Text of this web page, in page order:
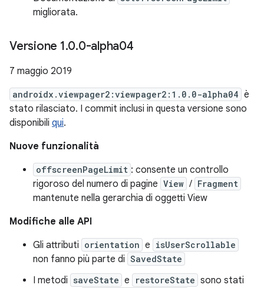
migliorata.
Versione 1.0.0-alpha04
7 maggio 2019
androidx.viewpager2:viewpager2:1.0.0-alpha04 è
stato rilasciato. I commit inclusi in questa versione sono
disponibili qui.
Nuove funzionalità
offscreenPageLimit : consente un controllo
rigoroso del numero di pagine View / Fragment
mantenute nella gerarchia di oggetti View
Modifiche alle API
Gli attributi orientation e isUserScrollable
non fanno più parte di SavedState
I metodi saveState e restoreState sono stati